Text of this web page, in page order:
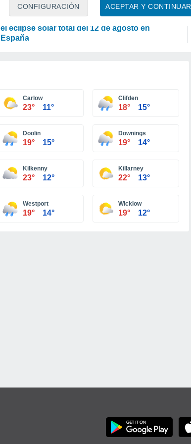
ACEPTAR Y CONTINUAR
CONFIGURACIÓN
ASTRONOMÍA
Los seis miradores imprescindibles para vivir
el eclipse solar total del 12 de agosto en
España
Carlow
23° 11°
Clifden
18° 15°
Doolin
19° 15°
Downings
19° 14°
Kilkenny
23° 12°
Killarney
22° 13°
Westport
19° 14°
Wicklow
19° 12°